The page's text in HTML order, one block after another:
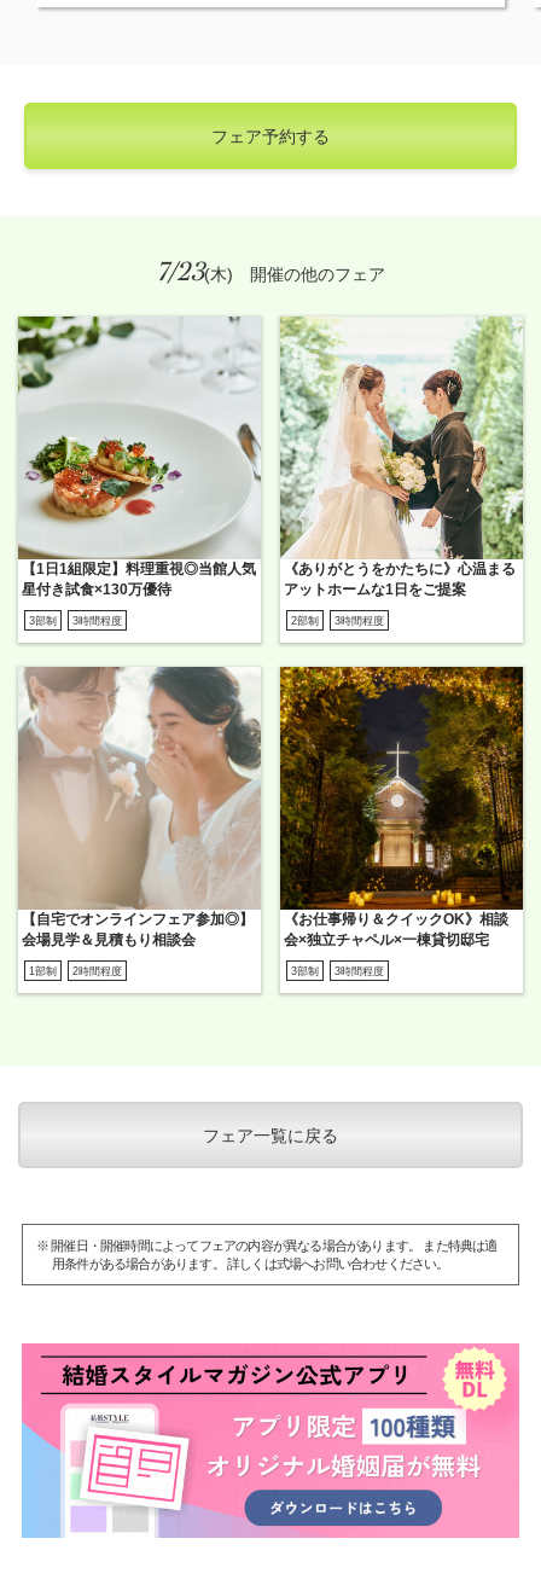
フェア予約する
7/23(木) 開催の他のフェア
【1日1組限定】料理重視◎当館人気
星付き試食×130万優待
3部制 3時間程度
《ありがとうをかたちに》心温まる
アットホームな1日をご提案
2部制 3時間程度
【自宅でオンラインフェア参加◎】
会場見学＆見積もり相談会
1部制 2時間程度
《お仕事帰り＆クイックOK》相談
会×独立チャペル×一棟貸切邸宅
3部制 3時間程度
フェア一覧に戻る
※ 開催日・開催時間によってフェアの内容が異なる場合があります。 また特典は適
用条件がある場合があります。 詳しくは式場へお問い合わせください。